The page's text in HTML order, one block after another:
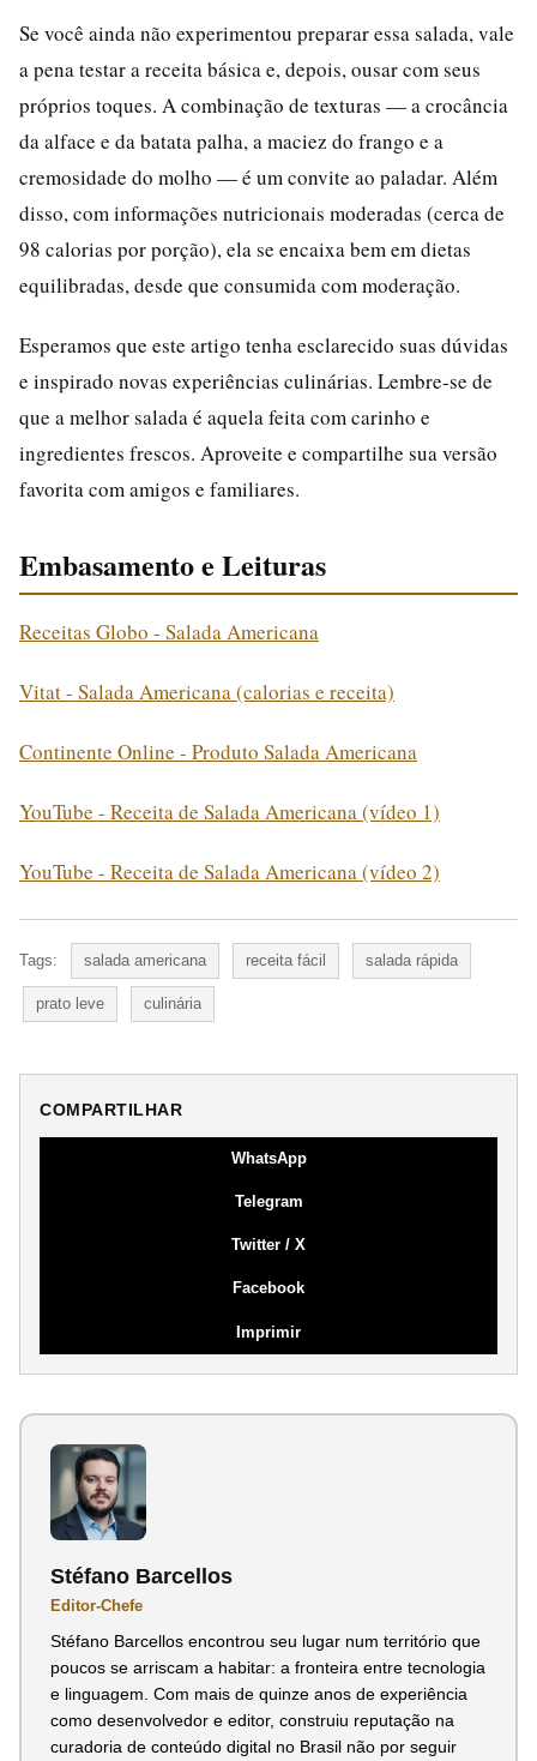
Se você ainda não experimentou preparar essa salada, vale
a pena testar a receita básica e, depois, ousar com seus
próprios toques. A combinação de texturas — a crocância
da alface e da batata palha, a maciez do frango e a
cremosidade do molho — é um convite ao paladar. Além
disso, com informações nutricionais moderadas (cerca de
98 calorias por porção), ela se encaixa bem em dietas
equilibradas, desde que consumida com moderação.
Esperamos que este artigo tenha esclarecido suas dúvidas
e inspirado novas experiências culinárias. Lembre-se de
que a melhor salada é aquela feita com carinho e
ingredientes frescos. Aproveite e compartilhe sua versão
favorita com amigos e familiares.
Embasamento e Leituras
Receitas Globo - Salada Americana
Vitat - Salada Americana (calorias e receita)
Continente Online - Produto Salada Americana
YouTube - Receita de Salada Americana (vídeo 1)
YouTube - Receita de Salada Americana (vídeo 2)
Tags: salada americana receita fácil salada rápida
prato leve culinária
COMPARTILHAR
WhatsApp
Telegram
Twitter / X
Facebook
Imprimir
Stéfano Barcellos
Editor-Chefe
Stéfano Barcellos encontrou seu lugar num território que
poucos se arriscam a habitar: a fronteira entre tecnologia
e linguagem. Com mais de quinze anos de experiência
como desenvolvedor e editor, construiu reputação na
curadoria de conteúdo digital no Brasil não por seguir